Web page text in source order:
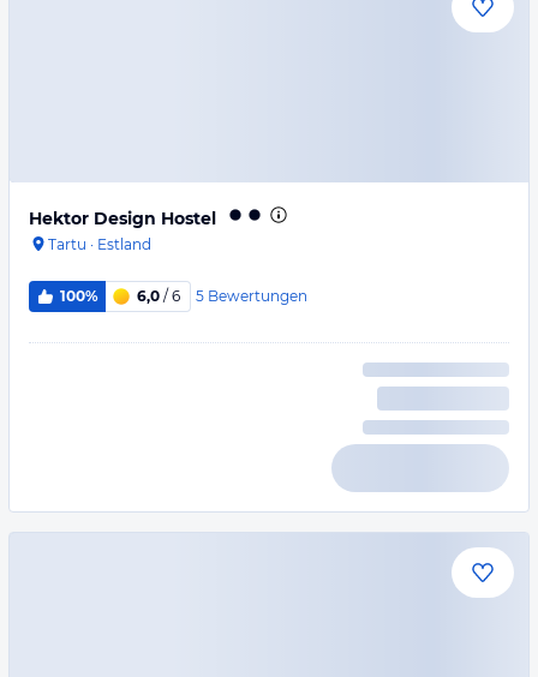
Hektor Design Hostel
Tartu · Estland
100% 6,0 / 6 5 Bewertungen